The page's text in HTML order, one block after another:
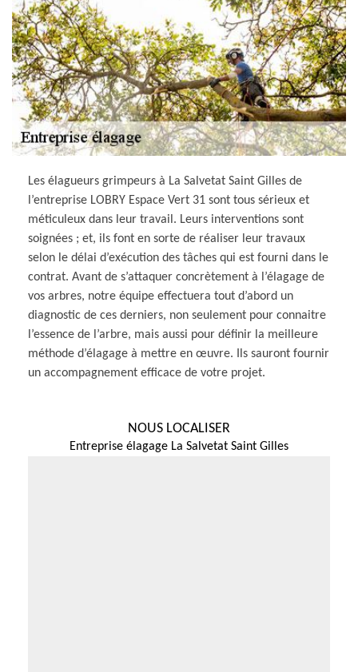
Les élagueurs grimpeurs à La Salvetat Saint Gilles de
l’entreprise LOBRY Espace Vert 31 sont tous sérieux et
méticuleux dans leur travail. Leurs interventions sont
soignées ; et, ils font en sorte de réaliser leur travaux
selon le délai d’exécution des tâches qui est fourni dans le
contrat. Avant de s’attaquer concrètement à l’élagage de
vos arbres, notre équipe effectuera tout d’abord un
diagnostic de ces derniers, non seulement pour connaitre
l’essence de l’arbre, mais aussi pour définir la meilleure
méthode d’élagage à mettre en œuvre. Ils sauront fournir
un accompagnement efficace de votre projet.
NOUS LOCALISER
Entreprise élagage La Salvetat Saint Gilles